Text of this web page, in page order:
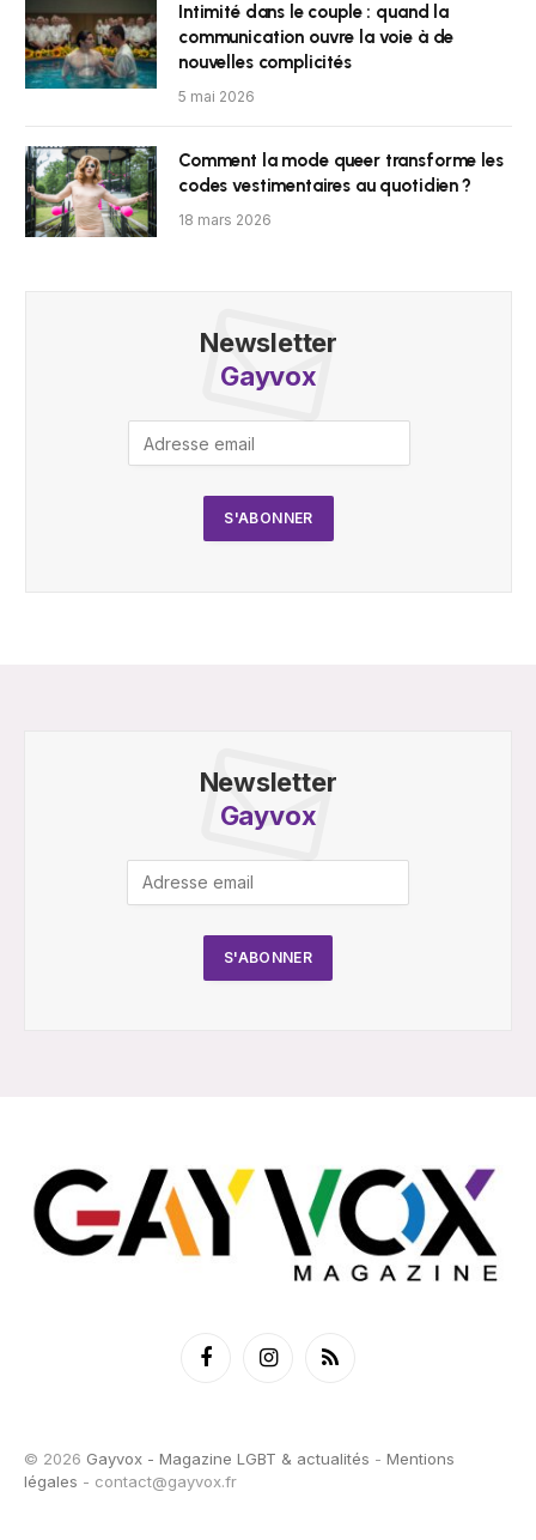
Intimité dans le couple : quand la
communication ouvre la voie à de
nouvelles complicités
5 mai 2026
Comment la mode queer transforme les
codes vestimentaires au quotidien ?
18 mars 2026
Newsletter
Gayvox
Newsletter
Gayvox
FacebookInstagramRSS
© 2026 Gayvox - Magazine LGBT & actualités - Mentions
légales - contact@gayvox.fr